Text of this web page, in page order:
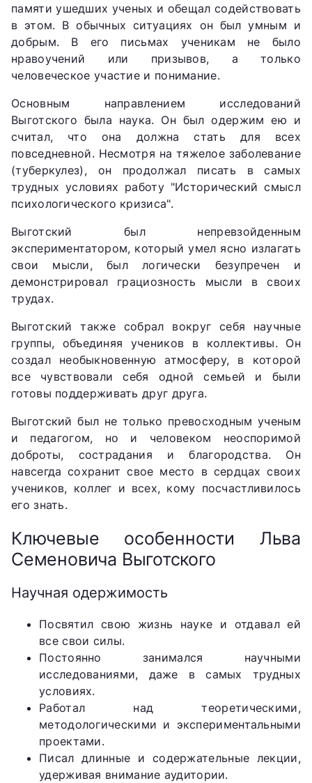
памяти ушедших ученых и обещал содействовать
в этом. В обычных ситуациях он был умным и
добрым. В его письмах ученикам не было
нравоучений или призывов, а только
человеческое участие и понимание.
Основным направлением исследований
Выготского была наука. Он был одержим ею и
считал, что она должна стать для всех
повседневной. Несмотря на тяжелое заболевание
(туберкулез), он продолжал писать в самых
трудных условиях работу "Исторический смысл
психологического кризиса".
Выготский был непревзойденным
экспериментатором, который умел ясно излагать
свои мысли, был логически безупречен и
демонстрировал грациозность мысли в своих
трудах.
Выготский также собрал вокруг себя научные
группы, объединяя учеников в коллективы. Он
создал необыкновенную атмосферу, в которой
все чувствовали себя одной семьей и были
готовы поддерживать друг друга.
Выготский был не только превосходным ученым
и педагогом, но и человеком неоспоримой
доброты, сострадания и благородства. Он
навсегда сохранит свое место в сердцах своих
учеников, коллег и всех, кому посчастливилось
его знать.
Ключевые особенности Льва
Семеновича Выготского
Научная одержимость
Посвятил свою жизнь науке и отдавал ей
все свои силы.
Постоянно занимался научными
исследованиями, даже в самых трудных
условиях.
Работал над теоретическими,
методологическими и экспериментальными
проектами.
Писал длинные и содержательные лекции,
удерживая внимание аудитории.